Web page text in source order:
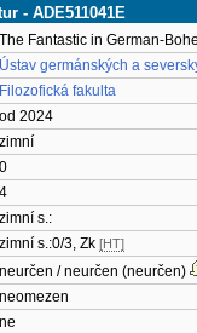
- ADE511041E
The Fantastic in German-
Ústav germánských a
Filozofická fakulta
od 2024
zimní
0
4
zimní s.:
zimní s.:0/3, Zk [HT]
neurčen / neurčen (neurčen)
neomezen
ne